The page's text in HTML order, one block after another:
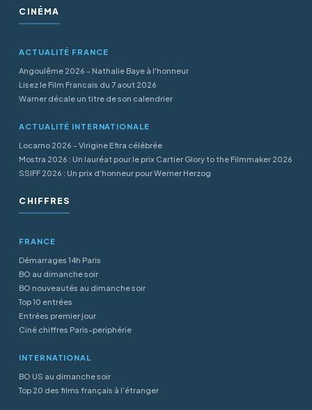
CINÉMA
ACTUALITÉ FRANCE
Angoulême 2026 - Nathalie Baye à l'honneur
Lisez le Film Francais du 7 aout 2026
Warner décale un titre de son calendrier
ACTUALITÉ INTERNATIONALE
Locarno 2026 - Virigine Efira célébrée
Mostra 2026 : Un lauréat pour le prix Cartier Glory to the Filmmaker 2026
SSIFF 2026 : Un prix d’honneur pour Werner Herzog
CHIFFRES
FRANCE
Démarrages 14h Paris
BO au dimanche soir
BO nouveautés au dimanche soir
Top 10 entrées
Entrées premier jour
Ciné chiffres Paris-periphérie
INTERNATIONAL
BO US au dimanche soir
Top 20 des films français à l’étranger